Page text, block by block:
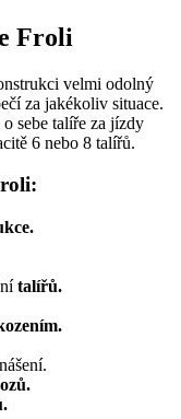
Froli
velmi odolný
za jakékoliv situace.
sebe talíře za jízdy
6 nebo 8 talířů.
talířů.